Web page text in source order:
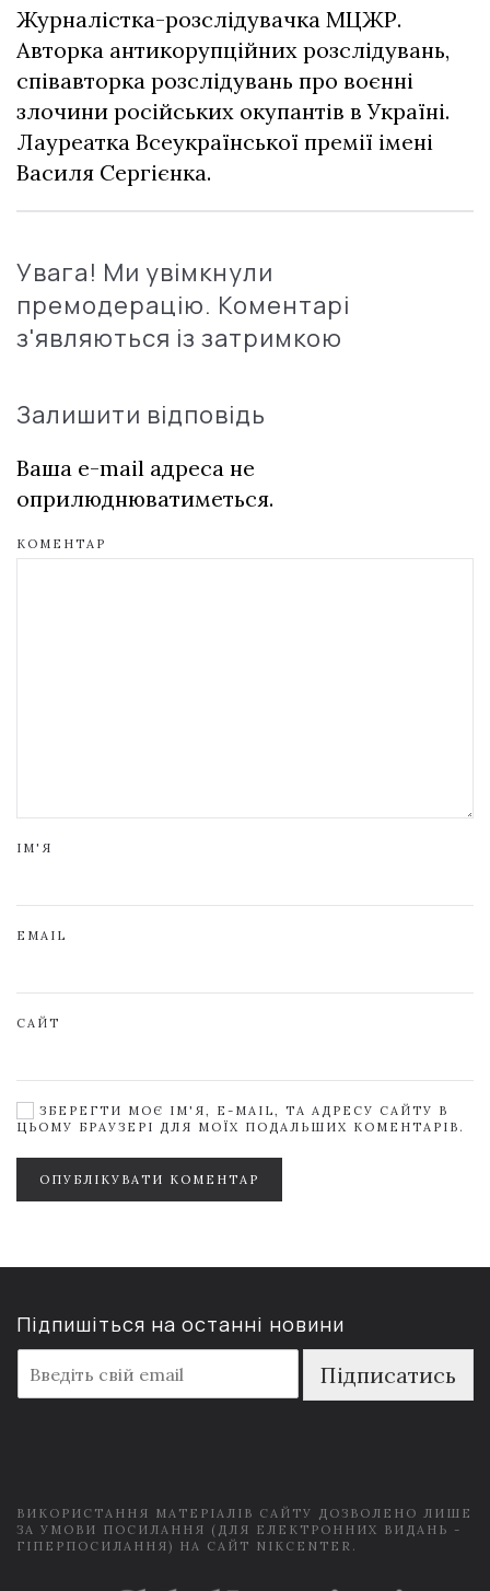
Журналістка-розслідувачка МЦЖР.
Авторка антикорупційних розслідувань,
співавторка розслідувань про воєнні
злочини російських окупантів в Україні.
Лауреатка Всеукраїнської премії імені
Василя Сергієнка.
Увага! Ми увімкнули
премодерацію. Коментарі
з'являються із затримкою
Залишити відповідь
Ваша e-mail адреса не
оприлюднюватиметься.
КОМЕНТАР
ІМ'Я
EMAIL
САЙТ
ЗБЕРЕГТИ МОЄ ІМ'Я, E-MAIL, ТА АДРЕСУ САЙТУ В
ЦЬОМУ БРАУЗЕРІ ДЛЯ МОЇХ ПОДАЛЬШИХ КОМЕНТАРІВ.
ОПУБЛІКУВАТИ КОМЕНТАР
Підпишіться на останні новини
m
a
Підписатись
ВИКОРИСТАННЯ МАТЕРІАЛІВ САЙТУ ДОЗВОЛЕНО ЛИШЕ
ЗА УМОВИ ПОСИЛАННЯ (ДЛЯ ЕЛЕКТРОННИХ ВИДАНЬ -
ГІПЕРПОСИЛАННЯ) НА САЙТ NIKCENTER.